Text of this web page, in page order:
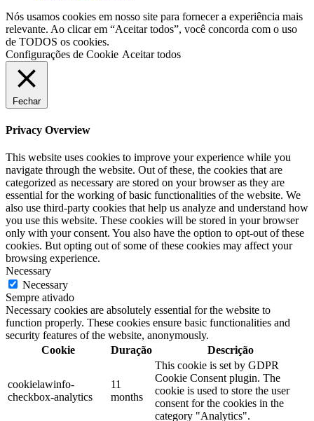
Nós usamos cookies em nosso site para fornecer a experiência mais
relevante. Ao clicar em “Aceitar todos”, você concorda com o uso
de TODOS os cookies.
Configurações de Cookie Aceitar todos
Fechar
Privacy Overview
This website uses cookies to improve your experience while you
navigate through the website. Out of these, the cookies that are
categorized as necessary are stored on your browser as they are
essential for the working of basic functionalities of the website. We
also use third-party cookies that help us analyze and understand how
you use this website. These cookies will be stored in your browser
only with your consent. You also have the option to opt-out of these
cookies. But opting out of some of these cookies may affect your
browsing experience.
Necessary
Necessary
Sempre ativado
Necessary cookies are absolutely essential for the website to
function properly. These cookies ensure basic functionalities and
security features of the website, anonymously.
Cookie
Duração Descrição
cookielawinfo-
checkbox-analytics
11
months
This cookie is set by GDPR
Cookie Consent plugin. The
cookie is used to store the user
consent for the cookies in the
category "Analytics".